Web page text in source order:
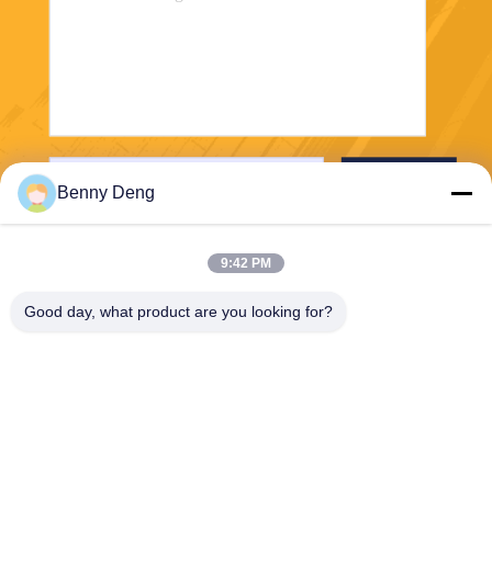
Benny Deng
9:42 PM
Good day, what product are you looking for?